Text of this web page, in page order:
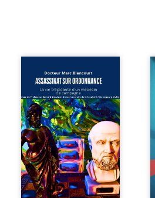
Assassinat sur
ordonnance – La
vie trépidante
d’un médecin de
campagne est la
réédition enrichie
et actualisée du
témoignage du
Docteur Marc
Biencourt, ancien
médecin de
famille, qui revient
sur son parcours